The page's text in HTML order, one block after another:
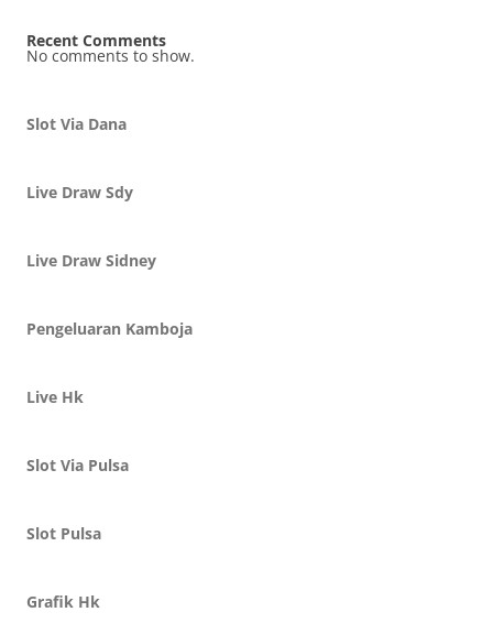
Recent Comments
No comments to show.
Slot Via Dana
Live Draw Sdy
Live Draw Sidney
Pengeluaran Kamboja
Live Hk
Slot Via Pulsa
Slot Pulsa
Grafik Hk